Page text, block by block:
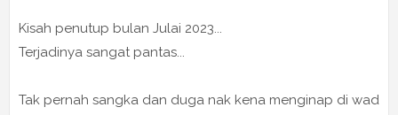
Kisah penutup bulan Julai 2023...
Terjadinya sangat pantas...
Tak pernah sangka dan duga nak kena menginap di wad